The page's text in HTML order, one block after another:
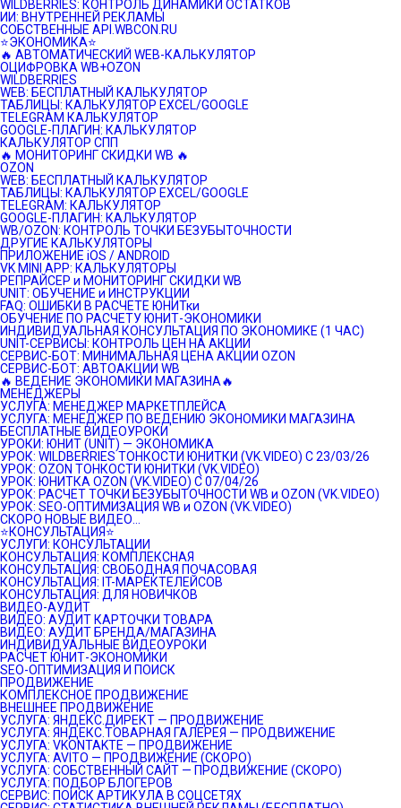
WILDBERRIES: КОНТРОЛЬ ДИНАМИКИ ОСТАТКОВ
ИИ: ВНУТРЕННЕЙ РЕКЛАМЫ
СОБСТВЕННЫЕ API.WBCON.RU
⭐️ЭКОНОМИКА⭐️
🔥 АВТОМАТИЧЕСКИЙ WEB-КАЛЬКУЛЯТОР
ОЦИФРОВКА WB+OZON
WILDBERRIES
WEB: БЕСПЛАТНЫЙ КАЛЬКУЛЯТОР
ТАБЛИЦЫ: КАЛЬКУЛЯТОР EXCEL/GOOGLE
TELEGRAM КАЛЬКУЛЯТОР
GOOGLE-ПЛАГИН: КАЛЬКУЛЯТОР
КАЛЬКУЛЯТОР СПП
🔥 МОНИТОРИНГ СКИДКИ WB 🔥
OZON
WEB: БЕСПЛАТНЫЙ КАЛЬКУЛЯТОР
ТАБЛИЦЫ: КАЛЬКУЛЯТОР EXCEL/GOOGLE
TELEGRAM: КАЛЬКУЛЯТОР
GOOGLE-ПЛАГИН: КАЛЬКУЛЯТОР
WB/OZON: КОНТРОЛЬ ТОЧКИ БЕЗУБЫТОЧНОСТИ
ДРУГИЕ КАЛЬКУЛЯТОРЫ
ПРИЛОЖЕНИЕ iOS / ANDROID
VK MINI APP: КАЛЬКУЛЯТОРЫ
РЕПРАЙСЕР и МОНИТОРИНГ СКИДКИ WB
UNIT: ОБУЧЕНИЕ и ИНСТРУКЦИИ
FAQ: ОШИБКИ В РАСЧЕТЕ ЮНИТки
ОБУЧЕНИЕ ПО РАСЧЕТУ ЮНИТ-ЭКОНОМИКИ
ИНДИВИДУАЛЬНАЯ КОНСУЛЬТАЦИЯ ПО ЭКОНОМИКЕ (1 ЧАС)
UNIT-СЕРВИСЫ: КОНТРОЛЬ ЦЕН НА АКЦИИ
СЕРВИС-БОТ: МИНИМАЛЬНАЯ ЦЕНА АКЦИИ OZON
СЕРВИС-БОТ: АВТОАКЦИИ WB
🔥 ВЕДЕНИЕ ЭКОНОМИКИ МАГАЗИНА🔥
МЕНЕДЖЕРЫ
УСЛУГА: МЕНЕДЖЕР МАРКЕТПЛЕЙСА
УСЛУГА: МЕНЕДЖЕР ПО ВЕДЕНИЮ ЭКОНОМИКИ МАГАЗИНА
БЕСПЛАТНЫЕ ВИДЕОУРОКИ
УРОКИ: ЮНИТ (UNIT) — ЭКОНОМИКА
УРОК: WILDBERRIES ТОНКОСТИ ЮНИТКИ (VK.VIDEO) C 23/03/26
УРОК: OZON ТОНКОСТИ ЮНИТКИ (VK.VIDEO)
УРОК: ЮНИТКА OZON (VK.VIDEO) C 07/04/26
УРОК: РАСЧЕТ ТОЧКИ БЕЗУБЫТОЧНОСТИ WB и OZON (VK.VIDEO)
УРОК: SEO-ОПТИМИЗАЦИЯ WB и OZON (VK.VIDEO)
СКОРО НОВЫЕ ВИДЕО…
⭐️КОНСУЛЬТАЦИЯ⭐️
УСЛУГИ: КОНСУЛЬТАЦИИ
КОНСУЛЬТАЦИЯ: КОМПЛЕКСНАЯ
КОНСУЛЬТАЦИЯ: СВОБОДНАЯ ПОЧАСОВАЯ
КОНСУЛЬТАЦИЯ: IT-МАРЕКТЕЛЕЙСОВ
КОНСУЛЬТАЦИЯ: ДЛЯ НОВИЧКОВ
ВИДЕО-АУДИТ
ВИДЕО: АУДИТ КАРТОЧКИ ТОВАРА
ВИДЕО: АУДИТ БРЕНДА/МАГАЗИНА
ИНДИВИДУАЛЬНЫЕ ВИДЕОУРОКИ
РАСЧЕТ ЮНИТ-ЭКОНОМИКИ
SEO-ОПТИМИЗАЦИЯ И ПОИСК
ПРОДВИЖЕНИЕ
КОМПЛЕКСНОЕ ПРОДВИЖЕНИЕ
ВНЕШНЕЕ ПРОДВИЖЕНИЕ
УСЛУГА: ЯНДЕКС.ДИРЕКТ — ПРОДВИЖЕНИЕ
УСЛУГА: ЯНДЕКС.ТОВАРНАЯ ГАЛЕРЕЯ — ПРОДВИЖЕНИЕ
УСЛУГА: VKONTAKTE — ПРОДВИЖЕНИЕ
УСЛУГА: AVITO — ПРОДВИЖЕНИЕ (СКОРО)
УСЛУГА: СОБСТВЕННЫЙ САЙТ — ПРОДВИЖЕНИЕ (СКОРО)
УСЛУГА: ПОДБОР БЛОГЕРОВ
СЕРВИС: ПОИСК АРТИКУЛА В СОЦСЕТЯХ